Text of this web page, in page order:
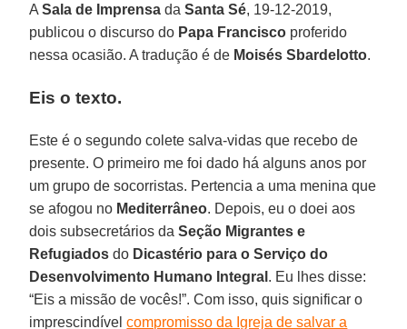
ASala de Imprensa daSanta Sé, 19-12-2019,
publicou o discurso do Papa Francisco proferido
nessa ocasião. A tradução é de Moisés Sbardelotto.
Eis o texto.
Este é o segundo colete salva-vidas que recebo de
presente. O primeiro me foi dado há alguns anos por
um grupo de socorristas. Pertencia a uma menina que
se afogou no Mediterrâneo. Depois, eu o doei aos
dois subsecretários daSeção Migrantes e
Refugiados do Dicastério para o Serviço do
Desenvolvimento Humano Integral . Eu lhes disse:
“Eis a missão de vocês!”. Com isso, quis significar o
imprescindívelcompromisso da Igreja de salvar a